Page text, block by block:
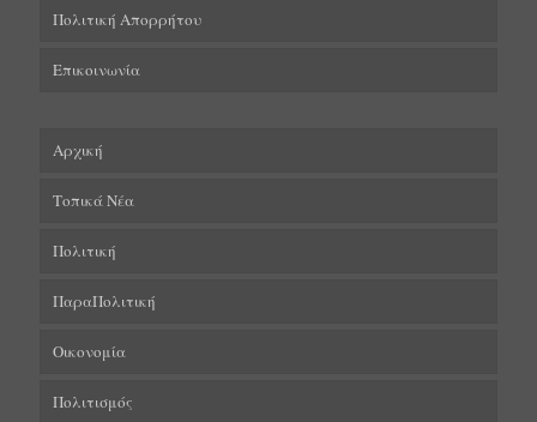
Πολιτική Απορρήτου
Επικοινωνία
Αρχική
Τοπικά Νέα
Πολιτική
ΠαραΠολιτική
Οικονομία
Πολιτισμός